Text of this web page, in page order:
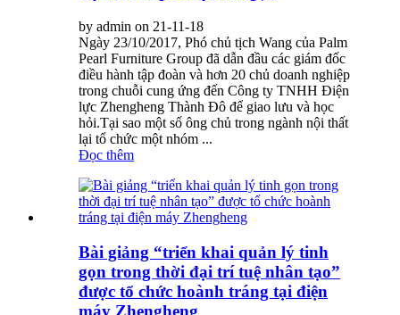
by admin on 21-11-18
Ngày 23/10/2017, Phó chủ tịch Wang của Palm
Pearl Furniture Group đã dẫn đầu các giám đốc
điều hành tập đoàn và hơn 20 chủ doanh nghiệp
trong chuỗi cung ứng đến Công ty TNHH Điện
lực Zhengheng Thành Đô để giao lưu và học
hỏi.Tại sao một số ông chủ trong ngành nội thất
lại tổ chức một nhóm ...
Đọc thêm
Bài giảng “triển khai quản lý tinh
gọn trong thời đại trí tuệ nhân tạo”
được tổ chức hoành tráng tại điện
máy Zhengheng